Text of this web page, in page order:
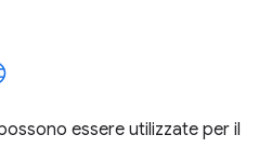
essere utilizzate per il